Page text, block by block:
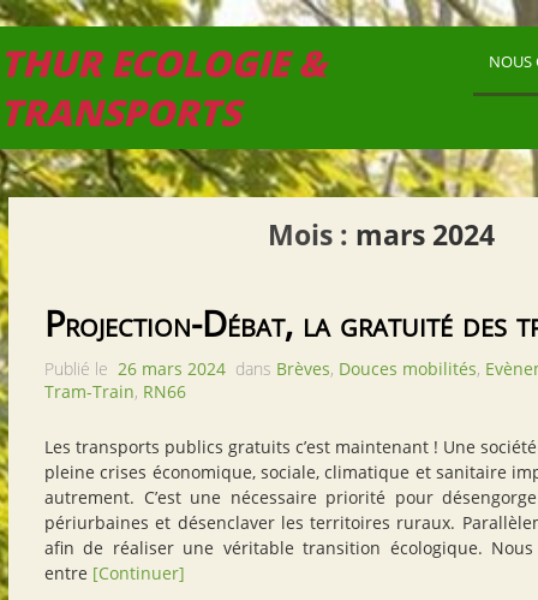
THUR ECOLOGIE &
TRANSPORTS
NOUS
Mois : mars 2024
Projection-Débat, la gratuité des
Publié le 26 mars 2024 dans Brèves, Douces mobilités,
Tram-Train, RN66
Les transports publics gratuits c’est maintenant ! Une
pleine crises économique, sociale, climatique et sanitaire
autrement. C’est une nécessaire priorité pour
périurbaines et désenclaver les territoires ruraux.
afin de réaliser une véritable transition écologique. Nous
entre [Continuer]